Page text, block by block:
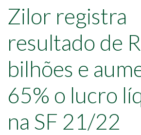
Zilor registra
resultado de
bilhões e
65% o lucro
na SF 21/22